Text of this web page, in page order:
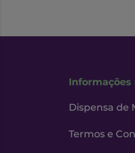
Informações
Dispensa de
Termos e